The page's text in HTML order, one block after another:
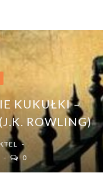
KUKUŁKI –
ROWLING)
0